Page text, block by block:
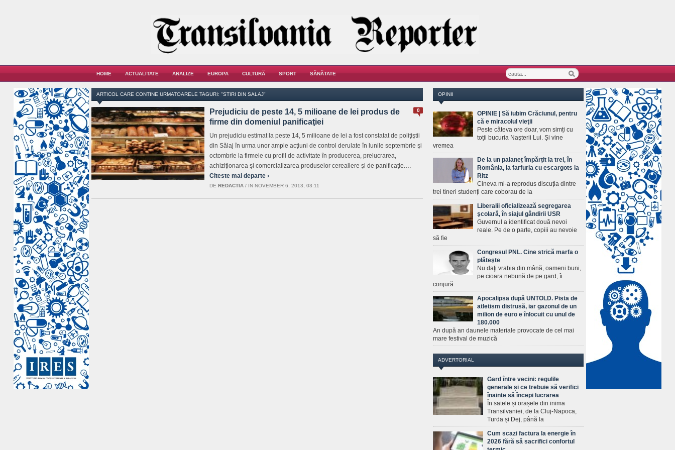
HOME ACTUALITATE ANALIZE EUROPA CULTURĂ SPORT SĂNĂTATE
ARTICOL CARE CONTINE URMATOARELE TAGURI: "STIRI DIN SALAJ"
0
Prejudiciu de peste 14, 5 milioane de lei produs de
firme din domeniul panificaţiei
Un prejudiciu estimat la peste 14, 5 milioane de lei a fost constatat de poliţiştii
din Sălaj în urma unor ample acţiuni de control derulate în lunile septembrie şi
octombrie la firmele cu profil de activitate în producerea, prelucrarea,
achiziţionarea şi comercializarea produselor cerealiere şi de panificaţie.…
Citeste mai departe ›
DE REDACTIA / IN NOVEMBER 6, 2013, 03:11
OPINII
OPINIE | Să iubim Crăciunul, pentru
că e miracolul vieţii
Peste câteva ore doar, vom simți cu
toții bucuria Naşterii Lui. Și vine
vremea
De la un palaneț împărțit la trei, în
România, la farfuria cu escargots la
Ritz
Cineva mi-a reprodus discuția dintre
trei tineri studenți care coborau de la
Liberalii oficializează segregarea
şcolară, în siajul gândirii USR
Guvernul a identificat două nevoi
reale. Pe de o parte, copiii au nevoie
să fie
Congresul PNL. Cine strică marfa o
plăteşte
Nu daţi vrabia din mână, oameni buni,
pe cioara nebună de pe gard, îi
conjură
Apocalipsa după UNTOLD. Pista de
atletism distrusă, iar gazonul de un
milion de euro e înlocuit cu unul de
180.000
An după an daunele materiale provocate de cel mai
mare festival de muzică
ADVERTORIAL
Gard între vecini: regulile
generale și ce trebuie să verifici
înainte să începi lucrarea
În satele și orașele din inima
Transilvaniei, de la Cluj-Napoca,
Turda și Dej, până la
Cum scazi factura la energie în
2026 fără să sacrifici confortul